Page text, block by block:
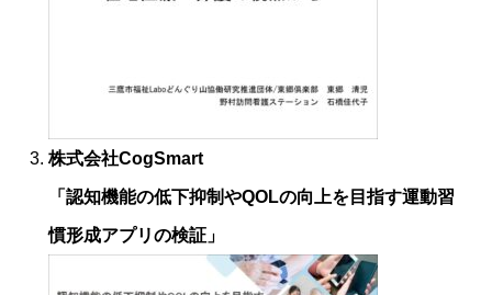
株式会社CogSmart
「認知機能の低下抑制やQOLの向上を目指す運動習
慣形成アプリの検証」